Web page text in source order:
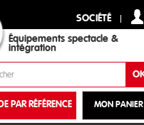
SOCIÉTÉ
Équipements spectacle &
intégration
MON PANIER
PAR RÉFÉRENCE